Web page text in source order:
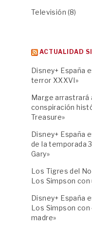
Televisión (8)
ACTUALIDAD
Disney+ España
terror XXXVI»
Marge arrastrará
conspiración
Treasure»
Disney+ España
de la temporada
Gary»
Los Tigres del
Los Simpson
Disney+ España
Los Simpson con
madre»